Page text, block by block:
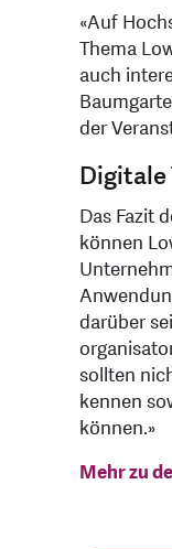
«Auf
Thema
auch
der
Das Fazit
können
darüber
sollten
kennen
können.»
Mehr zu